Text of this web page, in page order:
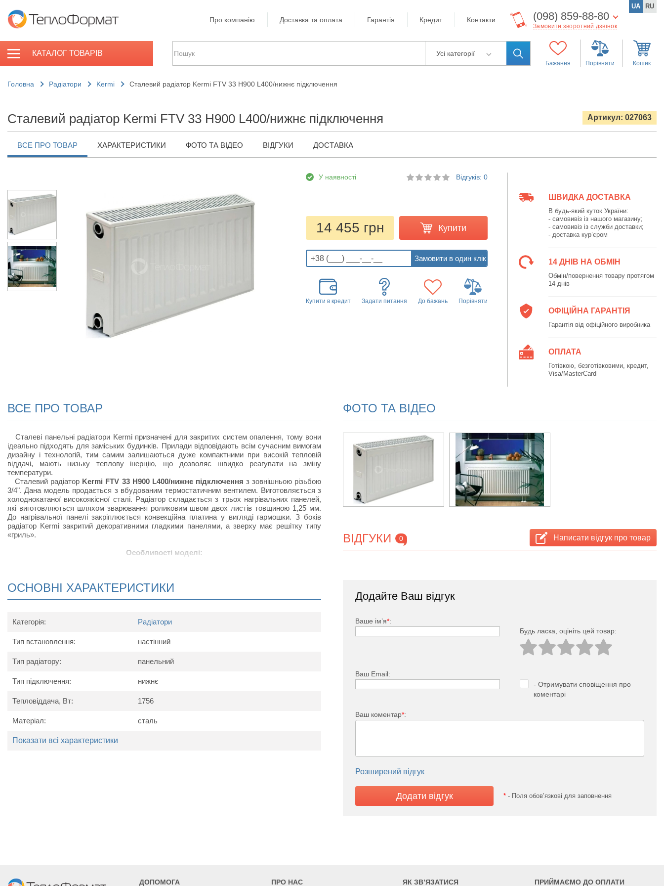
Про компанію Доставка та оплата Гарантія Кредит Контакти (098) 859-88-80
Замовити зворотний дзвінок
UA RU
КАТАЛОГ ТОВАРІВ Усі категорії
Бажання Порівняти Кошик
Головна Радіатори Kermi Сталевий радіатор Kermi FTV 33 H900 L400/нижнє підключення
Сталевий радіатор Kermi FTV 33 H900 L400/нижнє підключення Артикул: 027063
ВСЕ ПРО ТОВАР ХАРАКТЕРИСТИКИ ФОТО ТА ВІДЕО ВІДГУКИ ДОСТАВКА
У наявності Відгуків: 0
14 455 грн Купити
Купити в кредит Задати питання До бажань Порівняти
ШВИДКА ДОСТАВКА
В будь-який куток України:
- самовивіз із нашого магазину;
- самовивіз із служби доставки;
- доставка кур’єром
14 ДНІВ НА ОБМІН
Обмін/повернення товару протягом
14 днів
ОФІЦІЙНА ГАРАНТІЯ
Гарантія від офіційного виробника
ОПЛАТА
Готівкою, безготівковими, кредит,
Visa/MasterCard
ВСЕ ПРО ТОВАР
Сталеві панельні радіатори Kermi призначені для закритих систем опалення, тому вони
ідеально підходять для заміських будинків. Прилади відповідають всім сучасним вимогам
дизайну і технологій, тим самим залишаються дуже компактними при високій тепловій
віддачі, мають низьку теплову інерцію, що дозволяє швидко реагувати на зміну
температури.
Сталевий радіатор Kermi FTV 33 H900 L400/нижнє підключення з зовнішньою різьбою
3/4". Дана модель продається з вбудованим термостатичним вентилем. Виготовляється з
холоднокатаної високоякісної сталі. Радіатор складається з трьох нагрівальних панелей,
які виготовляються шляхом зварювання роликовим швом двох листів товщиною 1,25 мм.
До нагрівальної панелі закріплюється конвекційна платина у вигляді гармошки. З боків
радіатор Kermi закритий декоративними гладкими панелями, а зверху має решітку типу
«гриль».
Особливості моделі:
підвищує тепловіддачу;
клапан, що дозволяє регулювати температуру нагрівання приміщення шляхом зміни
В комплект до радіатора входять: заглушки, клапан Маєвського (спуску-випуску
Потужність
1756 3513
ОСНОВНІ ХАРАКТЕРИСТИКИ
Категорія: Радіатори
Тип встановлення: настінний
Тип радіатору: панельний
Тип підключення: нижнє
Тепловіддача, Вт: 1756
Матеріал: сталь
Показати всі характеристики
ФОТО ТА ВІДЕО
ВІДГУКИ 0 Написати відгук про товар
Додайте Ваш відгук
Ваше ім’я*:
Будь ласка, оцініть цей товар:
Ваш Email:
- Отримувати сповіщення про
коментарі
Ваш коментар*:
Розширений відгук
* - Поля обов’язкові для заповнення
ДОПОМОГА ПРО НАС ЯК ЗВ’ЯЗАТИСЯ ПРИЙМАЄМО ДО ОПЛАТИ